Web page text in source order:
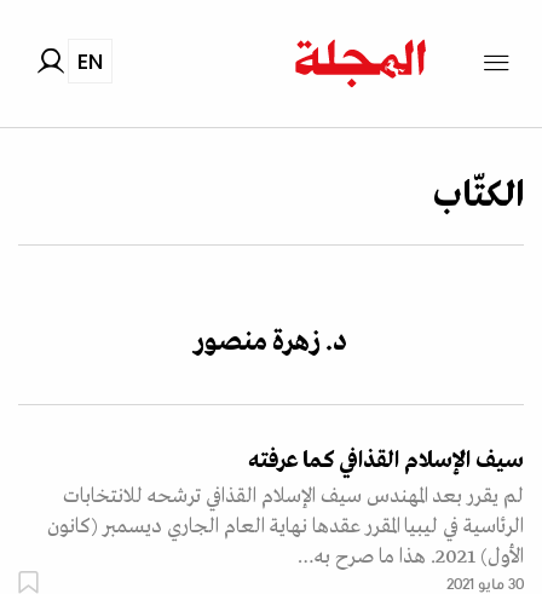
EN
الكتّاب
د. زهرة منصور
سيف الإسلام القذافي كما عرفته
لم يقرر بعد المهندس سيف الإسلام القذافي ترشحه للانتخابات
الرئاسية في ليبيا المقرر عقدها نهاية العام الجاري ديسمبر (كانون
الأول) 2021. هذا ما صرح به…
30 مايو 2021